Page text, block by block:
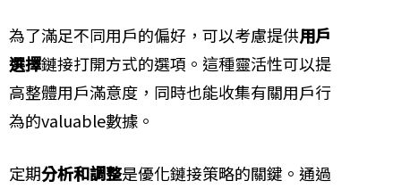
為了滿足不同用戶的偏好，可以考慮提供用戶
選擇鏈接打開方式的選項。這種靈活性可以提
高整體用戶滿意度，同時也能收集有關用戶行
為的valuable數據。
定期分析和調整是優化鏈接策略的關鍵。通過